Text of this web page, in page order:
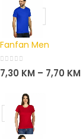
Fanfan Men
0out of 5
7,30 KM – 7,70 KM